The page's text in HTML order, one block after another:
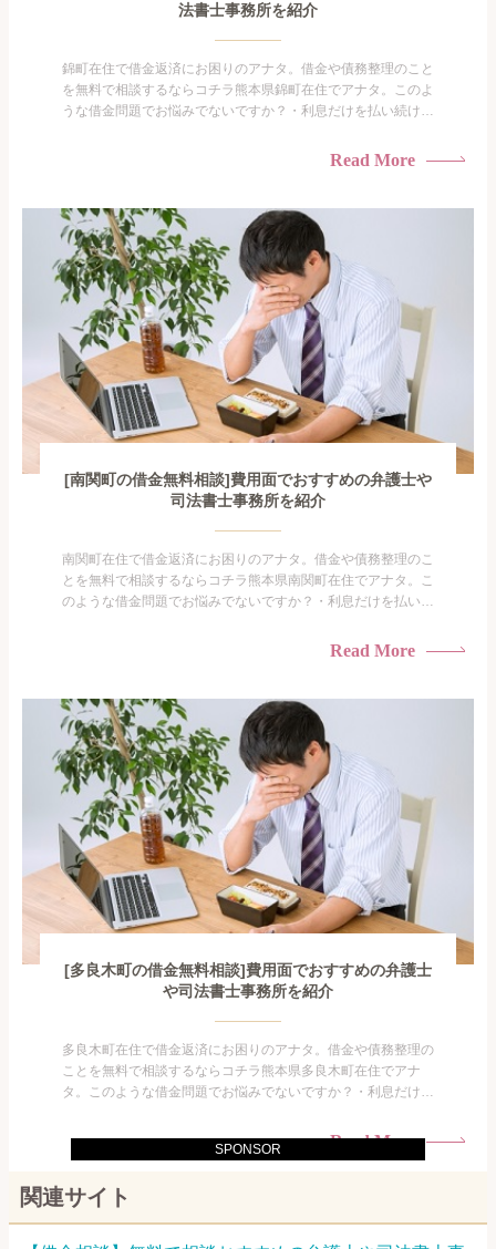
法書士事務所を紹介
錦町在住で借金返済にお困りのアナタ。借金や債務整理のこと
を無料で相談するならコチラ熊本県錦町在住でアナタ。このよ
うな借金問題でお悩みでないですか？・利息だけを払い続けて
たくない・借金の催促、取り立てで憂鬱になる。・闇金に手を
りますよ...
Read More
[南関町の借金無料相談]費用面でおすすめの弁護士や
司法書士事務所を紹介
南関町在住で借金返済にお困りのアナタ。借金や債務整理のこ
とを無料で相談するならコチラ熊本県南関町在住でアナタ。こ
のような借金問題でお悩みでないですか？・利息だけを払い続
られたくない・借金の催促、取り立てで憂鬱になる。・闇金に
がありま...
Read More
[多良木町の借金無料相談]費用面でおすすめの弁護士
や司法書士事務所を紹介
多良木町在住で借金返済にお困りのアナタ。借金や債務整理の
ことを無料で相談するならコチラ熊本県多良木町在住でアナ
タ。このような借金問題でお悩みでないですか？・利息だけを
族に知られたくない・借金の催促、取り立てで憂鬱になる。・
闇金に手を出してしまった・過払い金を相談をしたい借金のこ
も限界があ...
Read More
関連サイト
SPONSOR